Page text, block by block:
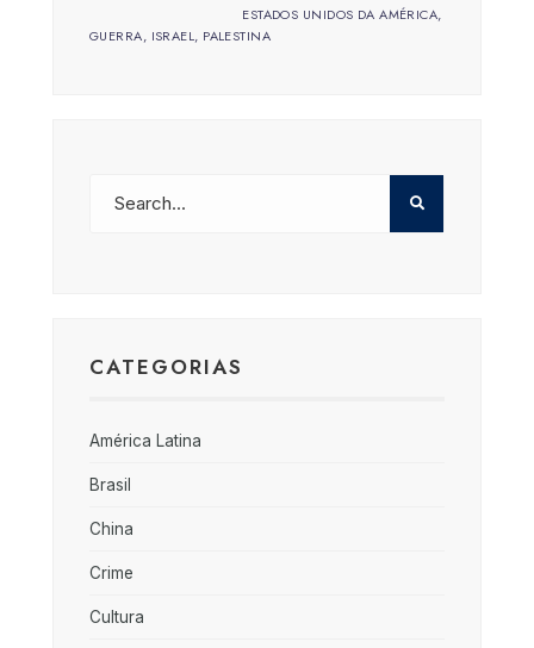
ESTADOS UNIDOS DA AMÉRICA,
GUERRA, ISRAEL, PALESTINA
CATEGORIAS
América Latina
Brasil
China
Crime
Cultura